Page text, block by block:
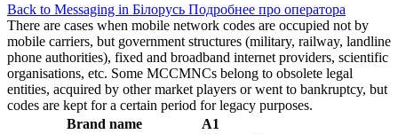
Back to Messaging in Білорусь Подробнее про оператора
There are cases when mobile network codes are occupied not by
mobile carriers, but government structures (military, railway, landline
phone authorities), fixed and broadband internet providers, scientific
organisations, etc. Some MCCMNCs belong to obsolete legal
entities, acquired by other market players or went to bankruptcy, but
codes are kept for a certain period for legacy purposes.
Brand name
A1